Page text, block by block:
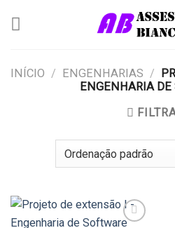
INÍCIO / ENGENHARIAS /
ENGENHARIA DE